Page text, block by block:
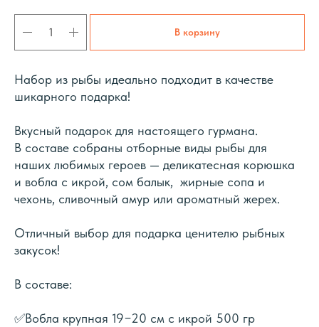
В корзину
Набор из рыбы идеально подходит в качестве
шикарного подарка!
Вкусный подарок для настоящего гурмана.
В составе собраны отборные виды рыбы для
наших любимых героев — деликатесная корюшка
и вобла с икрой, сом балык, жирные сопа и
чехонь, сливочный амур или ароматный жерех.
Отличный выбор для подарка ценителю рыбных
закусок!
В составе:
✅Вобла крупная 19−20 см с икрой 500 гр